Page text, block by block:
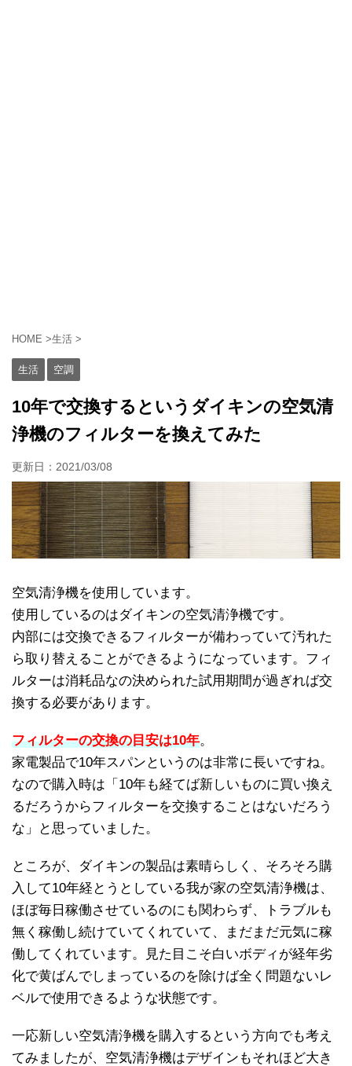
HOME >生活 >
生活 空調
10年で交換するというダイキンの空気清
浄機のフィルターを換えてみた
更新日： 2021/03/08
空気清浄機を使用しています。
使用しているのはダイキンの空気清浄機です。
内部には交換できるフィルターが備わっていて汚れた
ら取り替えることができるようになっています。フィ
ルターは消耗品なの決められた試用期間が過ぎれば交
換する必要があります。
フィルターの交換の目安は10年。
家電製品で10年スパンというのは非常に長いですね。
なので購入時は「10年も経てば新しいものに買い換え
るだろうからフィルターを交換することはないだろう
な」と思っていました。
ところが、ダイキンの製品は素晴らしく、そろそろ購
入して10年経とうとしている我が家の空気清浄機は、
ほぼ毎日稼働させているのにも関わらず、トラブルも
無く稼働し続けていてくれていて、まだまだ元気に稼
働してくれています。見た目こそ白いボディが経年劣
化で黄ばんでしまっているのを除けば全く問題ないレ
ベルで使用できるような状態です。
一応新しい空気清浄機を購入するという方向でも考え
てみましたが、空気清浄機はデザインもそれほど大き